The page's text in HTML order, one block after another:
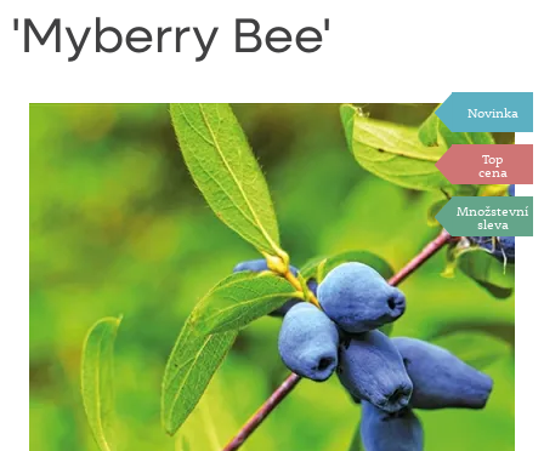
'Myberry Bee'
Novinka
Top
cena
Množstevní
sleva